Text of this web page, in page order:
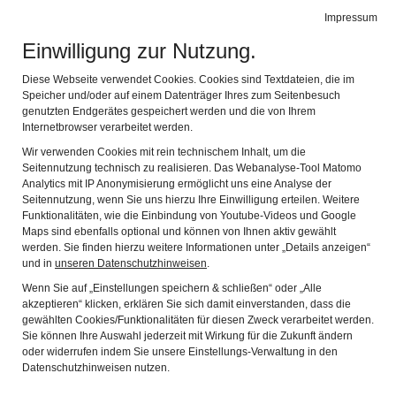
Impressum
Einwilligung zur Nutzung.
Diese Webseite verwendet Cookies. Cookies sind Textdateien, die im
Speicher und/oder auf einem Datenträger Ihres zum Seitenbesuch
genutzten Endgerätes gespeichert werden und die von Ihrem
Internetbrowser verarbeitet werden.
Wir verwenden Cookies mit rein technischem Inhalt, um die
Seitennutzung technisch zu realisieren. Das Webanalyse-Tool Matomo
Analytics mit IP Anonymisierung ermöglicht uns eine Analyse der
Seitennutzung, wenn Sie uns hierzu Ihre Einwilligung erteilen. Weitere
Funktionalitäten, wie die Einbindung von Youtube-Videos und Google
Maps sind ebenfalls optional und können von Ihnen aktiv gewählt
werden. Sie finden hierzu weitere Informationen unter „Details anzeigen“
und in unseren Datenschutzhinweisen.
Wenn Sie auf „Einstellungen speichern & schließen“ oder „Alle
akzeptieren“ klicken, erklären Sie sich damit einverstanden, dass die
gewählten Cookies/Funktionalitäten für diesen Zweck verarbeitet werden.
Sie können Ihre Auswahl jederzeit mit Wirkung für die Zukunft ändern
oder widerrufen indem Sie unsere Einstellungs-Verwaltung in den
Datenschutzhinweisen nutzen.
Museen im Landkreis Tirschenreuth
Zurück
Zurück zur Übersicht aller Museen
MUSEEN IM RATHAUS
PLÖSSBERG